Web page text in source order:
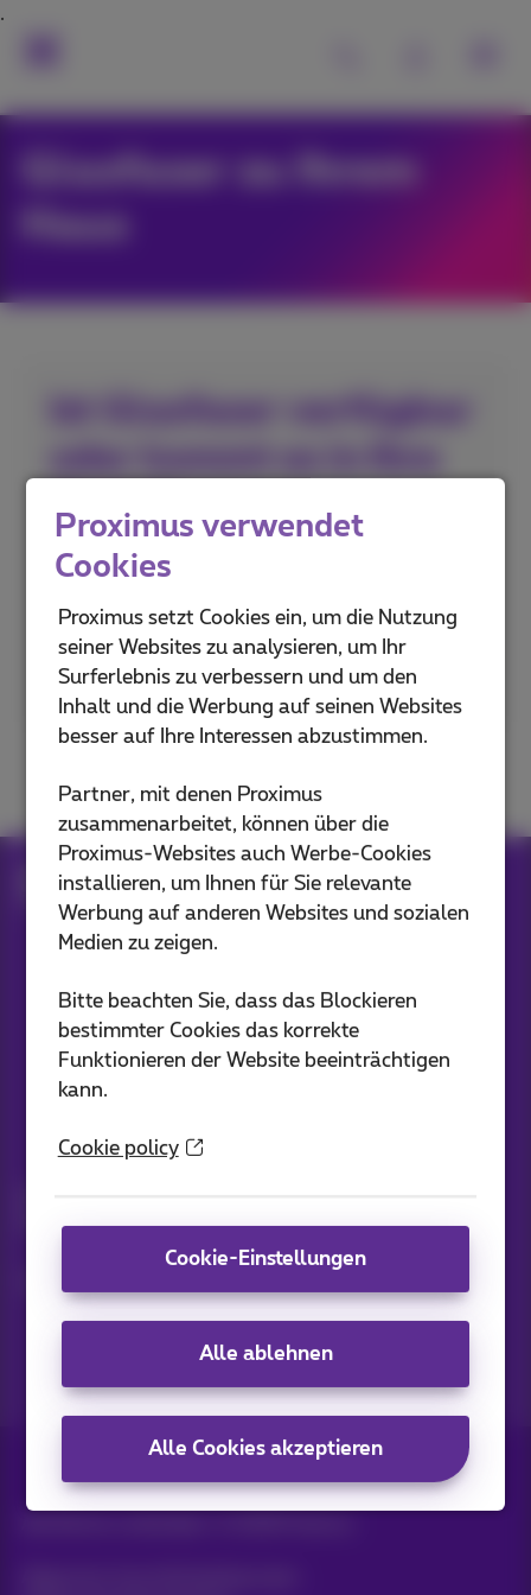
Glasfaser zu Ihrem
Haus
Ist Glasfaser verfügbar
Stadt?
Geben Sie Ihre Postleitzahl ein,
Postleitzahl oder Stadt
Proximus verwendet
Cookies
Proximus setzt Cookies ein, um die Nutzung
seiner Websites zu analysieren, um Ihr
Surferlebnis zu verbessern und um den
Inhalt und die Werbung auf seinen Websites
besser auf Ihre Interessen abzustimmen.
Partner, mit denen Proximus
zusammenarbeitet, können über die
Proximus-Websites auch Werbe-Cookies
installieren, um Ihnen für Sie relevante
Werbung auf anderen Websites und sozialen
Medien zu zeigen.
Bitte beachten Sie, dass das Blockieren
bestimmter Cookies das korrekte
Funktionieren der Website beeinträchtigen
kann.
Cookie policy
Cookie-Einstellungen
Alle ablehnen
Alle Cookies akzeptieren
Internet Abonnements
Fiber
Die Zukunft kommt in Ihre Stadt
Unsere Anwendungen
Bleiben Sie informiert
Nachrichten, Angebote oder Werbeaktionen